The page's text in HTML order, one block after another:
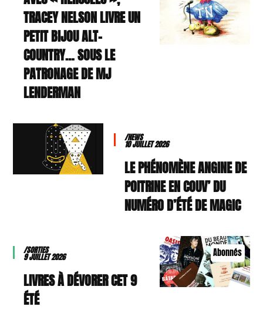
TRACEY NELSON LIVRE UN
PETIT BIJOU ALT-
COUNTRY… SOUS LE
PATRONAGE DE MJ
LENDERMAN
/NEWS
10 JUILLET 2026
LE PHÉNOMÈNE ANGINE DE
POITRINE EN COUV’ DU
NUMÉRO D’ÉTÉ DE MAGIC
Abonnés
/SORTIES
9 JUILLET 2026
9 LIVRES À DÉVORER CET
ÉTÉ